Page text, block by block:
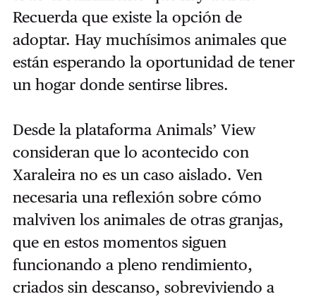
Recuerda que existe la opción de
adoptar. Hay muchísimos animales que
están esperando la oportunidad de tener
un hogar donde sentirse libres.
Desde la plataforma Animals’ View
consideran que lo acontecido con
Xaraleira no es un caso aislado. Ven
necesaria una reflexión sobre cómo
malviven los animales de otras granjas,
que en estos momentos siguen
funcionando a pleno rendimiento,
criados sin descanso, sobreviviendo a